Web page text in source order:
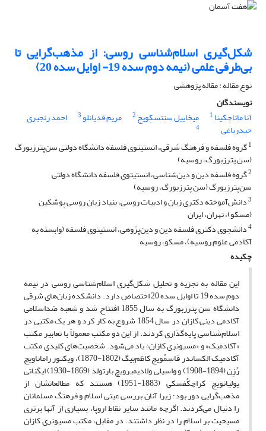
شکل‌گیری اسلام‌شناسی روسی: از مذهب‌گرایی تا
بی‌طرفی علمی (نیمه دوم سده 19- اوایل سده 20)
نوع مقاله : مقاله پژوهشی
نویسندگان
آنا ماتاچکینا 1 میخاییل ستِتسکِویچ 2 مریم قدیانلو3 احمد رنجبری
حیدرباغی
4
1گروه فلسفه و فرهنگ شرقی، انستیتوی فلسفه دانشگاه دولتی سن‌پترزبورگ
(سن ‌پترزبورگ، روسیه)
2گروه فلسفه دین و دین‌شناسی، انستیتوی فلسفه دانشگاه دولتی
سن‌پترزبورگ (سن‌ پترزبورگ، روسیه)
3دانش‌آموخته دکتری زبان و ادبیات روسی، بنیاد زبان روسی پوشکین
(مسکو)، تهران، ایران
4دانشجوی دکتری فلسفه دین و دین‌پژوهی، انستیتوی فلسفه (وابسته به
آکادمی علوم روسیه)، مسکو، روسیه
چکیده
این مقاله به تجزیه و تحلیل شکل‌گیری اسلام‌شناسی روسی در نیمه
دوم سده 19 تا اوایل سده 20 اختصاص دارد. دانشکده زبان‌های شرقی
دانشگاه سن پترزبورگ به سال 1855 افتتاح شد و شعبه ضداسلامی
آکادمی دینی کازان در سال 1854 شروع به کار کرد و هر یک مکتبی در
اسلام‌شناسی پایه‌گذاری کردند. از این دو مکتب معمولاً با تعابیر مکتب
«آکادمیک» و «مسیونری کازان» یاد می‌شود. شخصیت‌های کلیدی مکتب
آکادمیک الکساندر قاسِمُویچ کاظم‌بیگ (1802-1870)، ویکتور راماناویچ
رُزِن (1894-1908) و واسیلی ولادیمیرویچ بارتولد (1869-1930) ایگناتی
یولیانویچ کراچکُفسکی (1883-1951) هستند که مطالعاتشان از
مذهب‌گرایی دور بود؛ زیرا آنان بررسی عینی اسلام و فرهنگ مسلمانان
را دنبال می‌کردند. اگرچه مانند سایر نقاط اروپا، بسیاری از آنها برتری
مسیحیت بر اسلام را در نظر داشتند. در مقابل، مکتب مسیونری کازان